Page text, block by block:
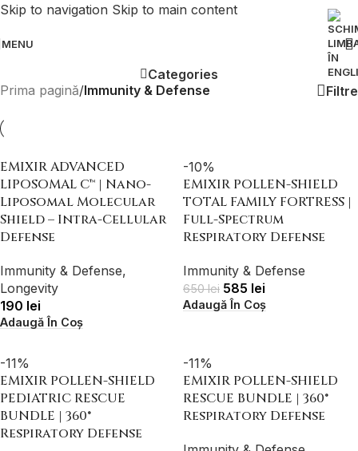
Skip to navigation Skip to main content
MENU
Categories
Prima pagină/Immunity & Defense Filtre
EMIXIR ADVANCED
LIPOSOMAL C™ | Nano-
Liposomal Molecular
Shield – Intra-Cellular
Defense
Immunity & Defense,
Longevity
190 lei
Adaugă În Coș
-10%
EMIXIR POLLEN-SHIELD
TOTAL FAMILY FORTRESS |
Full-Spectrum
Respiratory Defense
Immunity & Defense
650lei 585 lei
Adaugă În Coș
-11%
EMIXIR POLLEN-SHIELD
PEDIATRIC RESCUE
BUNDLE | 360°
Respiratory Defense
-11%
EMIXIR POLLEN-SHIELD
RESCUE BUNDLE | 360°
Respiratory Defense